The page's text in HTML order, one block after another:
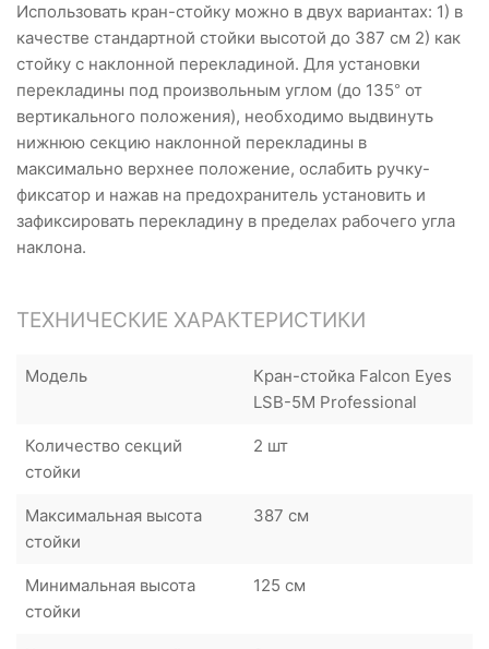
Использовать кран-стойку можно в двух вариантах: 1) в
качестве стандартной стойки высотой до 387 см 2) как
стойку с наклонной перекладиной. Для установки
перекладины под произвольным углом (до 135° от
вертикального положения), необходимо выдвинуть
нижнюю секцию наклонной перекладины в
максимально верхнее положение, ослабить ручку-
фиксатор и нажав на предохранитель установить и
зафиксировать перекладину в пределах рабочего угла
наклона.
ТЕХНИЧЕСКИЕ ХАРАКТЕРИСТИКИ
Модель
Кран-стойка Falcon Eyes
LSB-5M Professional
Количество секций
стойки
2 шт
Максимальная высота
стойки
387 см
Минимальная высота
стойки
125 см